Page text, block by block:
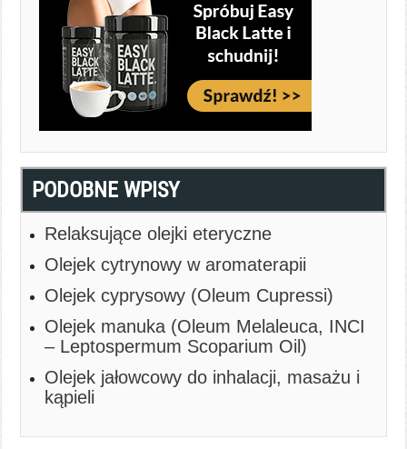
PODOBNE WPISY
Relaksujące olejki eteryczne
Olejek cytrynowy w aromaterapii
Olejek cyprysowy (Oleum Cupressi)
Olejek manuka (Oleum Melaleuca, INCI
– Leptospermum Scoparium Oil)
Olejek jałowcowy do inhalacji, masażu i
kąpieli